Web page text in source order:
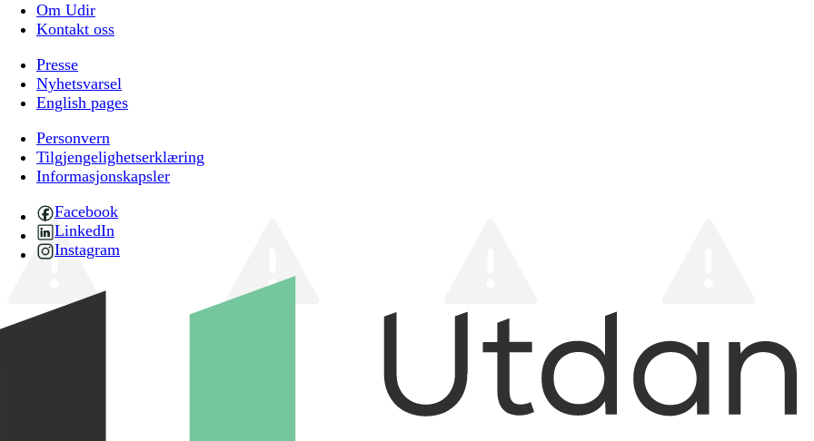
Om Udir
Kontakt oss
Presse
Nyhetsvarsel
English pages
Personvern
Tilgjengelighetserklæring
Informasjonskapsler
Facebook
LinkedIn
Instagram